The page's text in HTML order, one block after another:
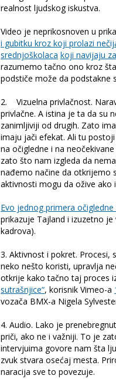
realnost ljudskog iskustva.
Video je neprikosnoven u
i gubitku kroz koji prolazi
srednjoškolaca koji navijaju
razumemo tačno ono kroz
podstiče može da podstakne
2. Vizuelna privlačnost.
privlačne. A istina je ta da su
zanimljiviji od drugih. Zato
imaju jači efekat. Ali tu
na očigledne i na
zato što nam izgleda da
nađemo načine da otkrijemo
aktivnosti mogu da ožive ako
Evo jednog primera
prikazuje Tajland i izuzetno
kadrova).
3. Aktivnost i pokret. Procesi,
neko nešto koristi, upravlja
otkrije kako tačno taj proces
sutrašnjice“, korisnik Vimeo-a
vozača BMX-a Nigela
4. Audio. Lako je
priči, ako ne i važniji. To je
intervjuima govore nam šta
zvuk stvara osećaj mesta.
naracija sve to povezuje.